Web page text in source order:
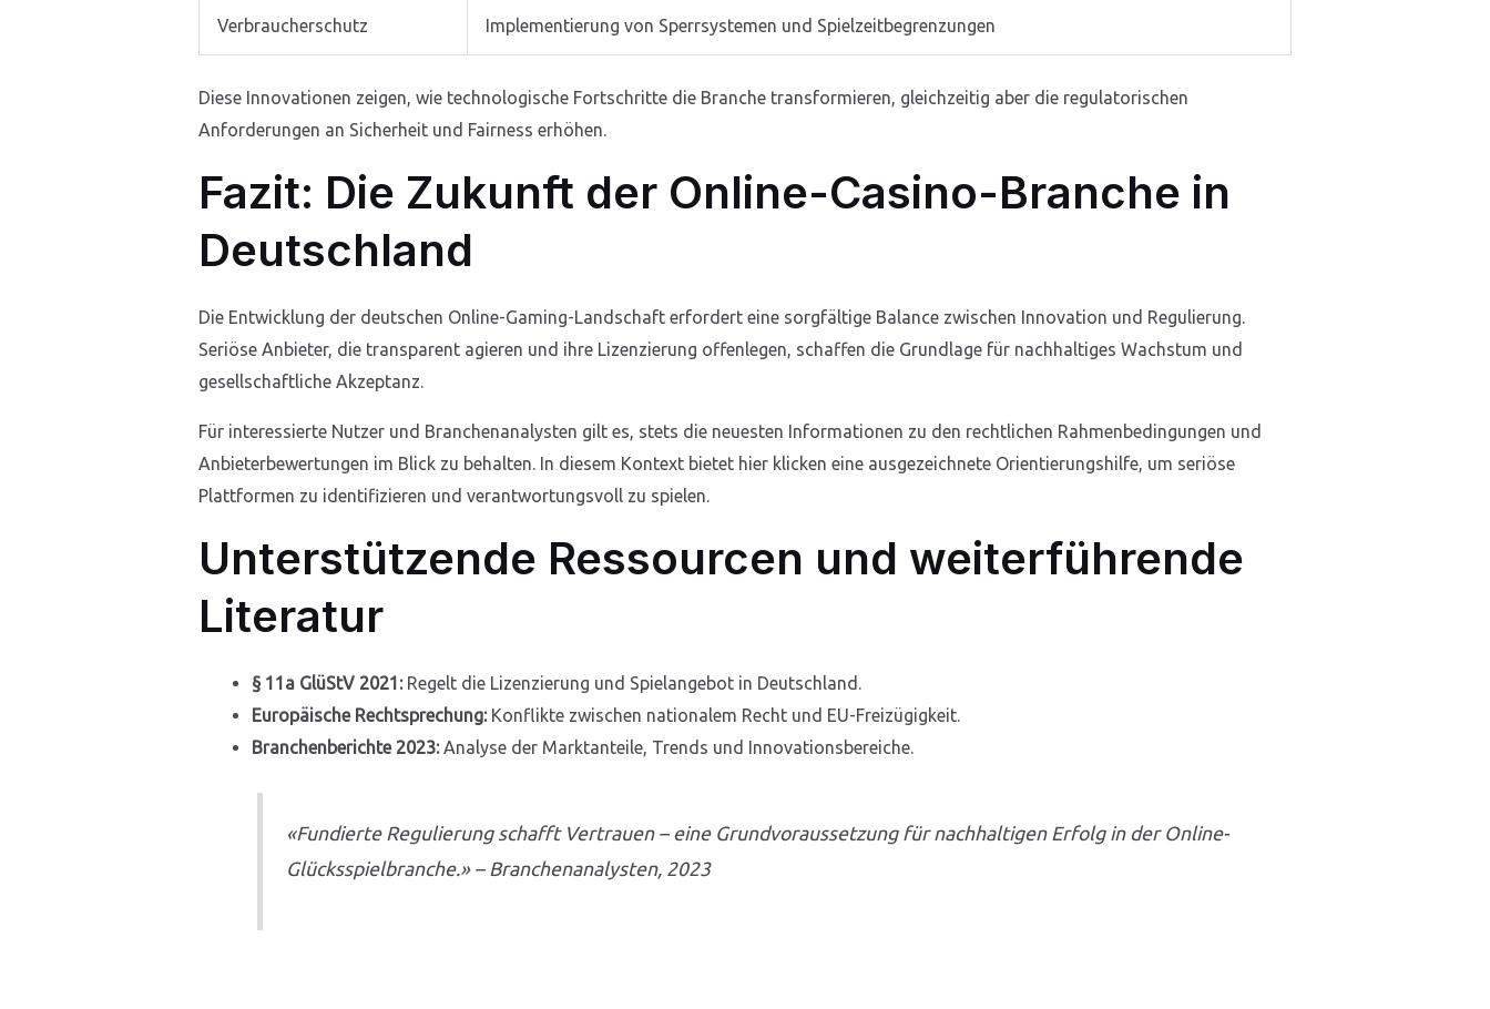
Verbraucherschutz Implementierung von Sperrsystemen und Spielzeitbegrenzungen
Diese Innovationen zeigen, wie technologische Fortschritte die Branche transformieren, gleichzeitig aber die regulatorischen
Anforderungen an Sicherheit und Fairness erhöhen.
Fazit: Die Zukunft der Online-Casino-Branche in
Deutschland
Die Entwicklung der deutschen Online-Gaming-Landschaft erfordert eine sorgfältige Balance zwischen Innovation und Regulierung.
Seriöse Anbieter, die transparent agieren und ihre Lizenzierung offenlegen, schaffen die Grundlage für nachhaltiges Wachstum und
gesellschaftliche Akzeptanz.
Für interessierte Nutzer und Branchenanalysten gilt es, stets die neuesten Informationen zu den rechtlichen Rahmenbedingungen und
Anbieterbewertungen im Blick zu behalten. In diesem Kontext bietet hier klicken eine ausgezeichnete Orientierungshilfe, um seriöse
Plattformen zu identifizieren und verantwortungsvoll zu spielen.
Unterstützende Ressourcen und weiterführende
Literatur
§ 11a GlüStV 2021:Regelt die Lizenzierung und Spielangebot in Deutschland.
Europäische Rechtsprechung:Konflikte zwischen nationalem Recht und EU-Freizügigkeit.
Branchenberichte 2023:Analyse der Marktanteile, Trends und Innovationsbereiche.
«Fundierte Regulierung schafft Vertrauen – eine Grundvoraussetzung für nachhaltigen Erfolg in der Online-
Glücksspielbranche.» – Branchenanalysten, 2023